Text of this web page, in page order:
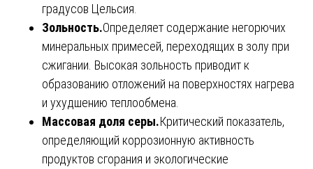
градусов Цельсия.
Зольность.Определяет содержание негорючих
минеральных примесей, переходящих в золу при
сжигании. Высокая зольность приводит к
образованию отложений на поверхностях нагрева
и ухудшению теплообмена.
Массовая доля серы.Критический показатель,
определяющий коррозионную активность
продуктов сгорания и экологические